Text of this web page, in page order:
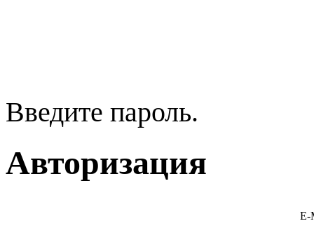
Введите пароль.
Авторизация
E-